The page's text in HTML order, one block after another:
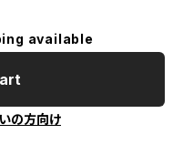
available
の方向け